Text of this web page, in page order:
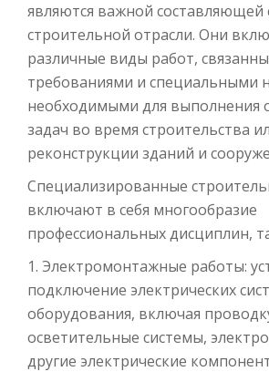
являются важной составляющей
строительной отрасли. Они
различные виды работ,
требованиями и специальными
необходимыми для выполнения
задач во время строительства
реконструкции зданий и
Специализированные
включают в себя многообразие
профессиональных дисциплин,
1. Электромонтажные работы:
подключение электрических
оборудования, включая
осветительные системы,
другие электрические